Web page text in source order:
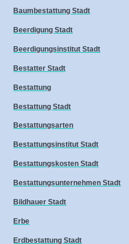
Baumbestattung Stadt
Beerdigung Stadt
Beerdigungsinstitut Stadt
Bestatter Stadt
Bestattung
Bestattung Stadt
Bestattungsarten
Bestattungsinstitut Stadt
Bestattungskosten Stadt
Bestattungsunternehmen Stadt
Bildhauer Stadt
Erbe
Erdbestattung Stadt